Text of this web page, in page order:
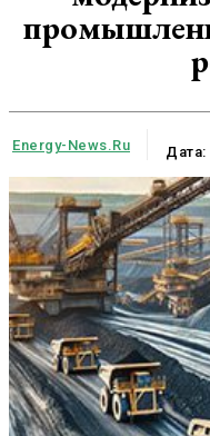
Energy-News.ru Дата: